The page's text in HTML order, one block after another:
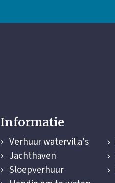
Informatie
Verhuur watervilla's
Jachthaven
Sloepverhuur